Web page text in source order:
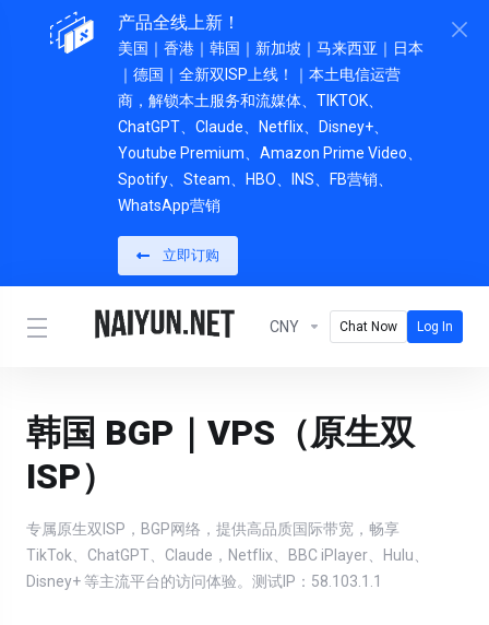
产品全线上新！
美国｜香港｜韩国 ｜新加坡｜马来西亚｜日本
｜德国｜全新双ISP上线！｜本土电信运营
商，解锁本土服务和流媒体、TIKTOK、
ChatGPT、Claude、Netflix、Disney+、
Youtube Premium、Amazon Prime Video、
Spotify、Steam、HBO、INS、FB营销、
WhatsApp营销
立即订购
CNY Chat Now Log In
韩国 BGP｜VPS（原生双
ISP）
专属原生双ISP，BGP网络，提供高品质国际带宽，畅享
TikTok、ChatGPT、Claude，Netflix、BBC iPlayer、Hulu、
Disney+ 等主流平台的访问体验。测试IP：58.103.1.1